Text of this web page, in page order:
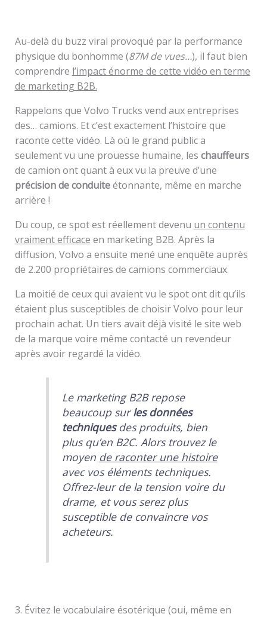
Au-delà du buzz viral provoqué par la performance
physique du bonhomme (87M de vues…), il faut bien
comprendre l’impact énorme de cette vidéo en terme
de marketing B2B.
Rappelons que Volvo Trucks vend aux entreprises
des… camions. Et c’est exactement l’histoire que
raconte cette vidéo. Là où le grand public a
seulement vu une prouesse humaine, les chauffeurs
de camion ont quant à eux vu la preuve d’une
précision de conduiteétonnante, même en marche
arrière !
Du coup, ce spot est réellement devenu un contenu
vraiment efficace en marketing B2B. Après la
diffusion, Volvo a ensuite mené une enquête auprès
de 2.200 propriétaires de camions commerciaux.
La moitié de ceux qui avaient vu le spot ont dit qu’ils
étaient plus susceptibles de choisir Volvo pour leur
prochain achat. Un tiers avait déjà visité le site web
de la marque voire même contacté un revendeur
après avoir regardé la vidéo.
Le marketing B2B repose
beaucoup surles données
techniquesdes produits, bien
plus qu’en B2C. Alors trouvez le
moyen de raconter une histoire
avec vos éléments techniques.
Offrez-leur de la tension voire du
drame, et vous serez plus
susceptible de convaincre vos
acheteurs.
3. Évitez le vocabulaire ésotérique (oui, même en